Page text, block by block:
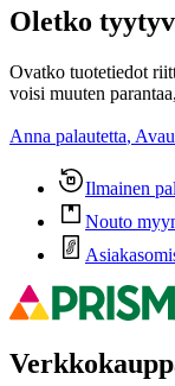
Oletko
Ovatko tuotetiedot
voisi muuten
Anna palautetta,
Ilmainen
Nouto